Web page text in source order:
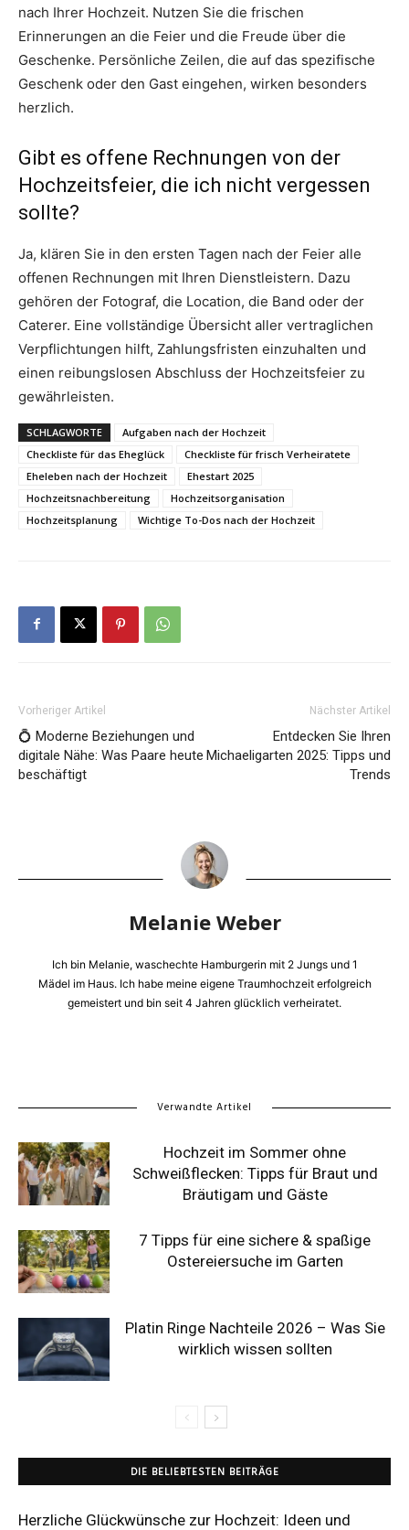
nach Ihrer Hochzeit. Nutzen Sie die frischen
Erinnerungen an die Feier und die Freude über die
Geschenke. Persönliche Zeilen, die auf das spezifische
Geschenk oder den Gast eingehen, wirken besonders
herzlich.
Gibt es offene Rechnungen von der
Hochzeitsfeier, die ich nicht vergessen
sollte?
Ja, klären Sie in den ersten Tagen nach der Feier alle
offenen Rechnungen mit Ihren Dienstleistern. Dazu
gehören der Fotograf, die Location, die Band oder der
Caterer. Eine vollständige Übersicht aller vertraglichen
Verpflichtungen hilft, Zahlungsfristen einzuhalten und
einen reibungslosen Abschluss der Hochzeitsfeier zu
gewährleisten.
SCHLAGWORTE
Aufgaben nach der Hochzeit
Checkliste für das Eheglück
Checkliste für frisch Verheiratete
Eheleben nach der Hochzeit
Ehestart 2025
Hochzeitsnachbereitung
Hochzeitsorganisation
Hochzeitsplanung
Wichtige To-Dos nach der Hochzeit
Vorheriger Artikel
💍 Moderne Beziehungen und
digitale Nähe: Was Paare heute
beschäftigt
Nächster Artikel
Entdecken Sie Ihren
Michaeligarten 2025: Tipps und
Trends
Melanie Weber
Ich bin Melanie, waschechte Hamburgerin mit 2 Jungs und 1
Mädel im Haus. Ich habe meine eigene Traumhochzeit erfolgreich
gemeistert und bin seit 4 Jahren glücklich verheiratet.
Verwandte Artikel
Hochzeit im Sommer ohne
Schweißflecken: Tipps für Braut und
Bräutigam und Gäste
7 Tipps für eine sichere & spaßige
Ostereiersuche im Garten
Platin Ringe Nachteile 2026 – Was Sie
wirklich wissen sollten
DIE BELIEBTESTEN BEITRÄGE
Herzliche Glückwünsche zur Hochzeit: Ideen und